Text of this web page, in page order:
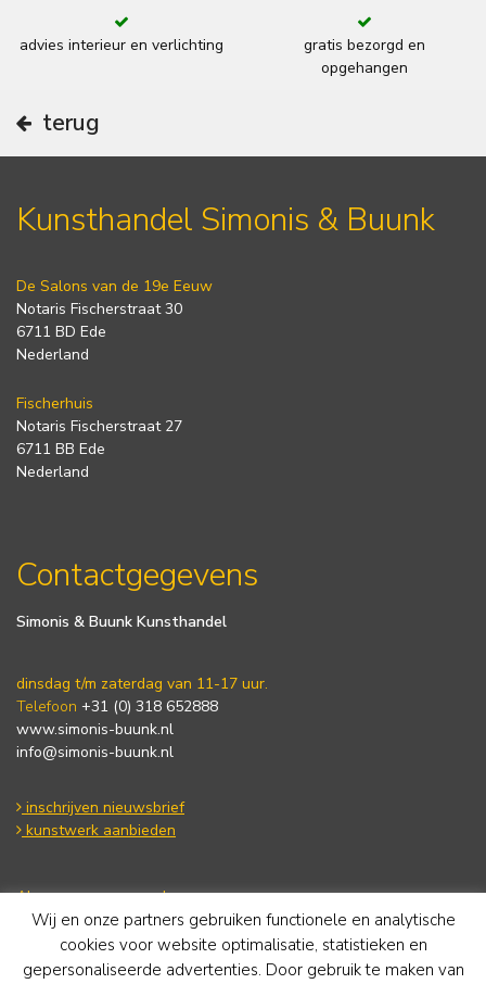
advies interieur en verlichting
gratis bezorgd en
opgehangen
terug
Kunsthandel Simonis & Buunk
De Salons van de 19e Eeuw
Notaris Fischerstraat 30
6711 BD Ede
Nederland
Fischerhuis
Notaris Fischerstraat 27
6711 BB Ede
Nederland
Contactgegevens
Simonis & Buunk Kunsthandel
dinsdag t/m zaterdag van 11-17 uur.
Telefoon +31 (0) 318 652888
www.simonis-buunk.nl
info@simonis-buunk.nl
inschrijven nieuwsbrief
kunstwerk aanbieden
Algemene voorwaarden
Privacy statement
Cookie Policy
Disclaimer
Wij en onze partners gebruiken functionele en analytische
cookies voor website optimalisatie, statistieken en
gepersonaliseerde advertenties. Door gebruik te maken van